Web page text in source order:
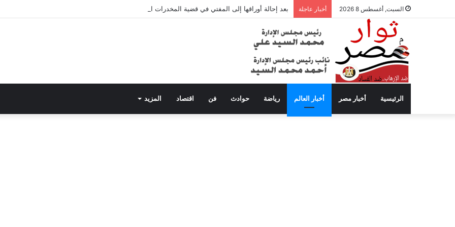
السبت, أغسطس 8 2026 أخبار عاجلة بعد إحالة أوراقها إلى المفتي في قضية المخدرات الكبرى.. من هي سارة خليفة؟
الرئيسية أخبار مصر أخبار العالم رياضة حوادث فن اقتصاد المزيد